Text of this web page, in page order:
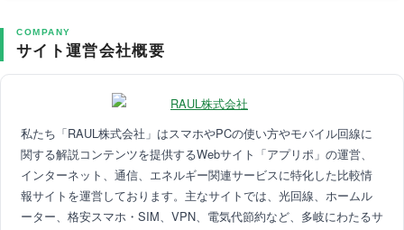
COMPANY
サイト運営会社概要
私たち「RAUL株式会社」はスマホやPCの使い方やモバイル回線に
関する解説コンテンツを提供するWebサイト「アプリポ」の運営、
インターネット、通信、エネルギー関連サービスに特化した比較情
報サイトを運営しております。主なサイトでは、光回線、ホームル
ーター、格安スマホ・SIM、VPN、電気代節約など、多岐にわたるサ